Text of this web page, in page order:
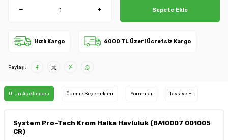
Sepete Ekle
Hızlı Kargo 6000 TL Üzeri Ücretsiz Kargo
Paylaş :
Ürün Açıklaması Ödeme Seçenekleri Yorumlar Tavsiye Et
System Pro-Tech Krom Halka Havluluk (BA10007 001005
CR)